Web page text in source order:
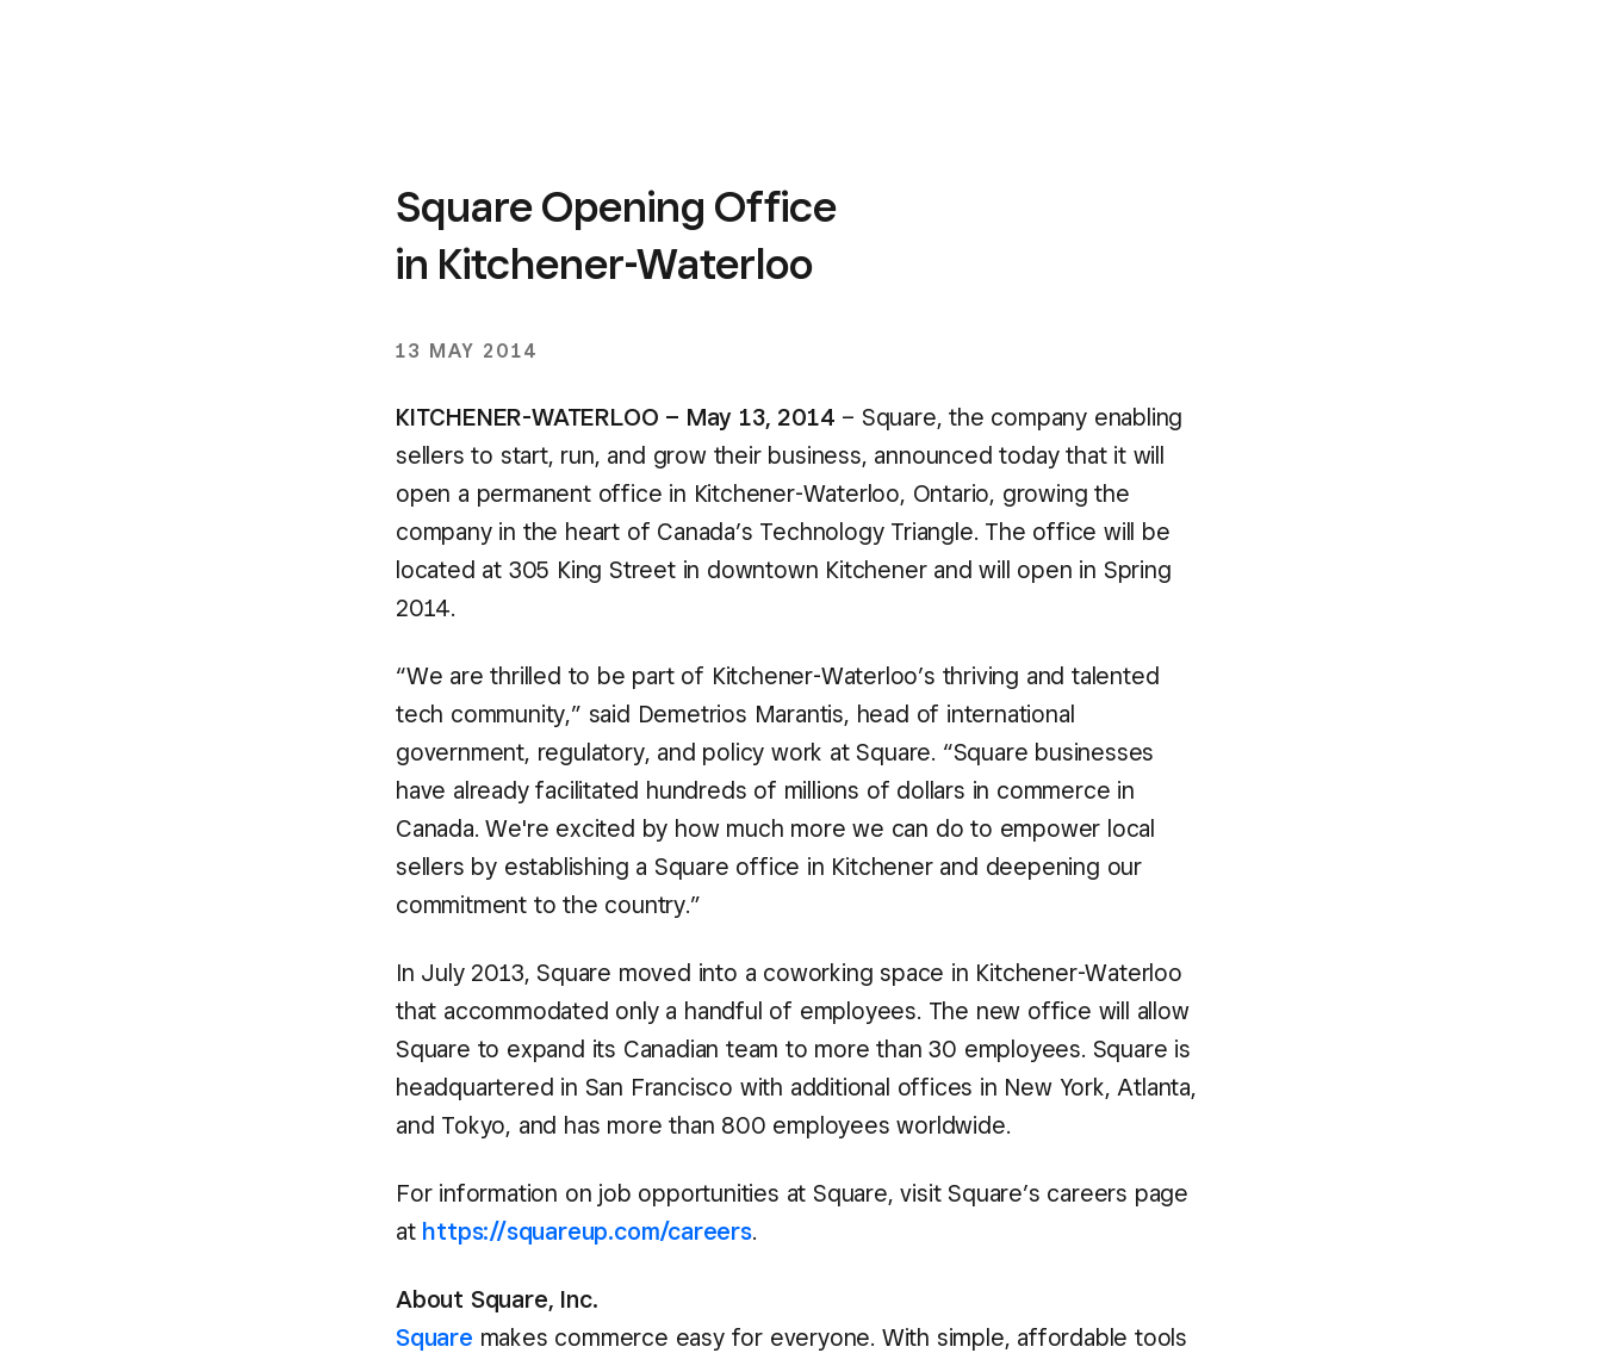
Square Opening Office
in Kitchener-Waterloo
13 MAY 2014
KITCHENER-WATERLOO – May 13, 2014 – Square, the company enabling
sellers to start, run, and grow their business, announced today that it will
open a permanent office in Kitchener-Waterloo, Ontario, growing the
company in the heart of Canada’s Technology Triangle. The office will be
located at 305 King Street in downtown Kitchener and will open in Spring
2014.
“We are thrilled to be part of Kitchener-Waterloo’s thriving and talented
tech community,” said Demetrios Marantis, head of international
government, regulatory, and policy work at Square. “Square businesses
have already facilitated hundreds of millions of dollars in commerce in
Canada. We're excited by how much more we can do to empower local
sellers by establishing a Square office in Kitchener and deepening our
commitment to the country.”
In July 2013, Square moved into a coworking space in Kitchener-Waterloo
that accommodated only a handful of employees. The new office will allow
Square to expand its Canadian team to more than 30 employees. Square is
headquartered in San Francisco with additional offices in New York, Atlanta,
and Tokyo, and has more than 800 employees worldwide.
For information on job opportunities at Square, visit Square’s careers page
at https://squareup.com/careers.
About Square, Inc.
Square makes commerce easy for everyone. With simple, affordable tools